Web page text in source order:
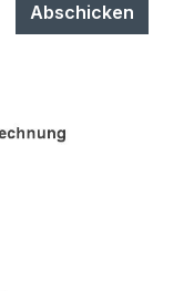
Abschicken